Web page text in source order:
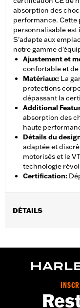
absorption des
performance.
personnalisable est
S'adapte aux
notre gamme
Ajustement et
confortable et
Matériaux: La
protections
dépassant la
Additional
absorption des
haute
Détails du
adaptée et
motorisés et le
technologie
Certification:
DÉTAILS
Caractéristiques